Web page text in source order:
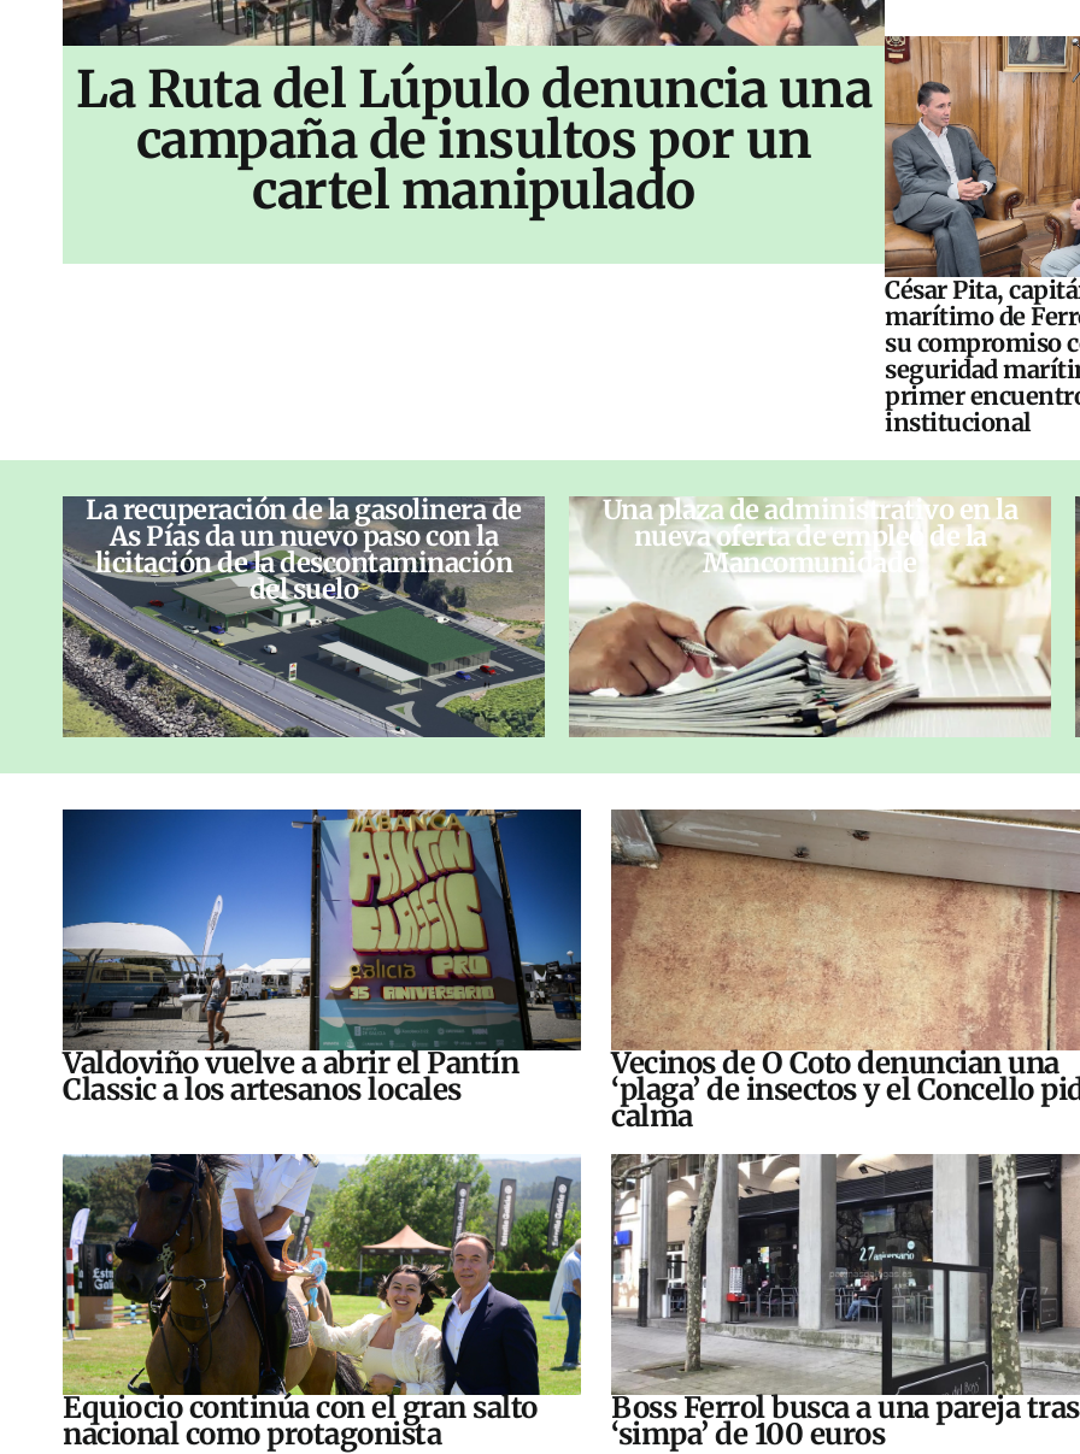
La Ruta del Lúpulo denuncia una
campaña de insultos por un
cartel manipulado
César Pita,
marítimo de
su compromiso
seguridad
primer
institucional
La recuperación de la gasolinera de
As Pías da un nuevo paso con la
licitación de la descontaminación
del suelo
Una plaza de administrativo en la
nueva oferta de empleo de la
Mancomunidade
Valdoviño vuelve a abrir el Pantín
Classic a los artesanos locales
Vecinos de O Coto denuncian una
‘plaga’ de insectos y el Concello
calma
Equiocio continúa con el gran salto
nacional como protagonista
Boss Ferrol busca a una pareja
‘simpa’ de 100 euros